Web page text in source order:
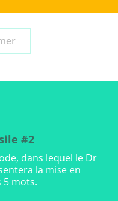
#2
dans lequel le Dr
la mise en
5 mots.